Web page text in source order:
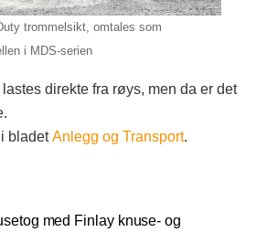
trommelsikt, omtales som
i MDS-serien
direkte fra røys, men da er det
i bladetAnlegg og Transport.
med Finlay knuse- og